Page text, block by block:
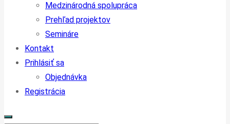
Medzinárodná spolupráca
Prehľad projektov
Semináre
Kontakt
Prihlásiť sa
Objednávka
Registrácia